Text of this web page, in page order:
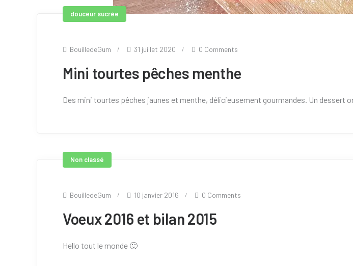
douceur sucrée
BouilledeGum 31 juillet 2020 0 Comments
Mini tourtes pêches menthe
Des mini tourtes pêches jaunes et menthe, délicieusement gourmandes. Un
Non classé
BouilledeGum 10 janvier 2016 0 Comments
Voeux 2016 et bilan 2015
Hello tout le monde 🙂